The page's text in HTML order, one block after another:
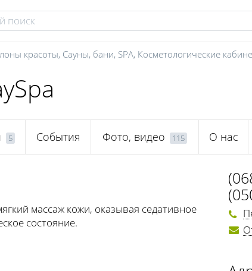
красоты, Сауны, бани, SPA, Косметологические
5 События Фото, видео 115 О нас
массаж кожи, оказывая седативное
состояние.